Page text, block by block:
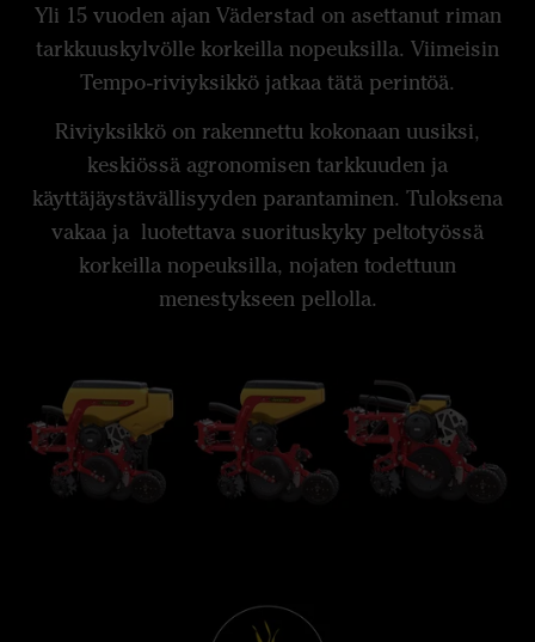
Yli 15 vuoden ajan Väderstad on asettanut riman
tarkkuuskylvölle korkeilla nopeuksilla. Viimeisin
Tempo-riviyksikkö jatkaa tätä perintöä.
Riviyksikkö on rakennettu kokonaan uusiksi,
keskiössä agronomisen tarkkuuden ja
käyttäjäystävällisyyden parantaminen. Tuloksena
vakaa ja luotettava suorituskyky peltotyössä
korkeilla nopeuksilla, nojaten todettuun
menestykseen pellolla.